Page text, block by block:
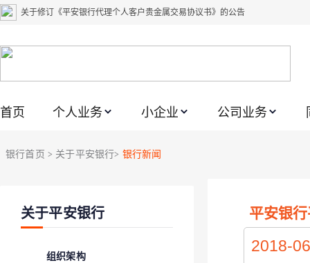
关于修订《平安银行代理个人客户贵金属交易协议书》的公告
关于2020年端午节期间上金所代理业务调整合约保证金比例和涨跌幅度限制的
关于加强代理贵金属业务风险防范的提示
关于调整存量首套住房贷款利率的公告
首页 个人业务 小企业 公司业务
银行首页 > 关于平安银行> 银行新闻
关于平安银行
组织架构
平安银
2018-